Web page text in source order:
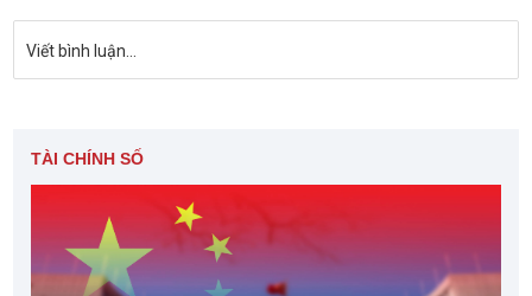
Viết bình luận...
TÀI CHÍNH SỐ